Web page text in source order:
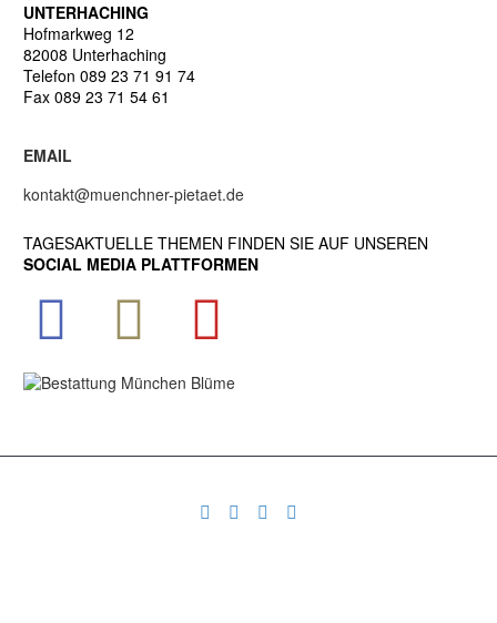
UNTERHACHING
Hofmarkweg 12
82008 Unterhaching
Telefon 089 23 71 91 74
Fax 089 23 71 54 61
EMAIL
kontakt@muenchner-pietaet.de
TAGESAKTUELLE THEMEN FINDEN SIE AUF UNSEREN
SOCIAL MEDIA PLATTFORMEN